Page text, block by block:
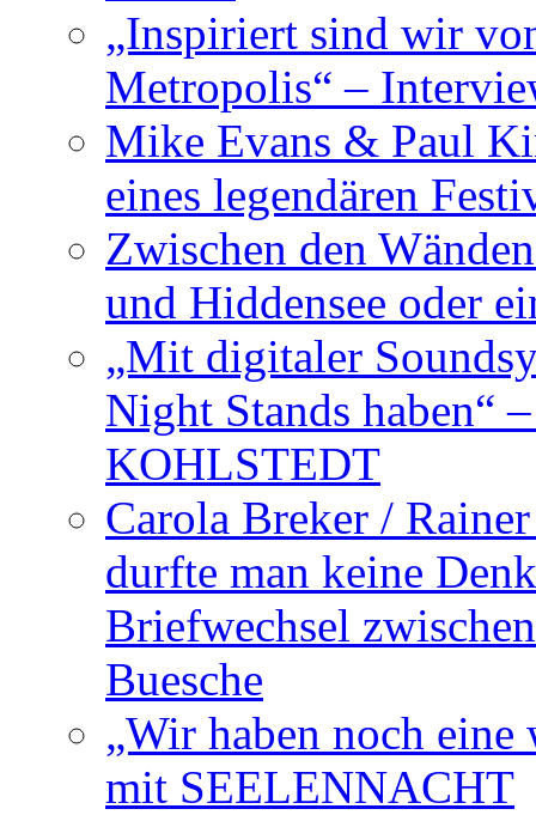
„Inspiriert sind wir
Metropolis“ –
Mike Evans & Paul
eines legendären
Zwischen den
und Hiddensee oder
„Mit digitaler
Night Stands haben“
KOHLSTEDT
Carola Breker /
durfte man keine
Briefwechsel
Buesche
„Wir haben noch
mit SEELENNACHT